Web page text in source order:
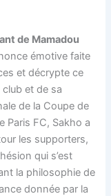
de Mamadou
émotive faite
et décrypte ce
club et de sa
de la Coupe de
Paris FC, Sakho a
les supporters,
qui s’est
la philosophie de
donnée par la